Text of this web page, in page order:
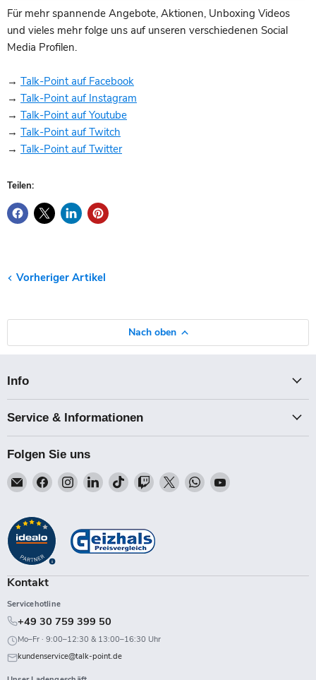
Für mehr spannende Angebote, Aktionen, Unboxing Videos
und vieles mehr folge uns auf unseren verschiedenen Social
Media Profilen.
→ Talk-Point auf Facebook
→ Talk-Point auf Instagram
→ Talk-Point auf Youtube
→ Talk-Point auf Twitch
→ Talk-Point auf Twitter
Teilen:
Vorheriger Artikel
Nach oben
Info
Service & Informationen
Folgen Sie uns
Email
Talk-
Finden
Sie
auf
Facebook
Finden
Sie
Instagram
Finden
Sie
LinkedIn
Finden
Sie
TikTok
Finden
Sie
Twitch
Finden
Sie
Finden
Sie
Finden
Kontakt
Servicehotline
+49 30 759 399 50
Mo–Fr · 9:00–12:30 & 13:00–16:30 Uhr
kundenservice@talk-point.de